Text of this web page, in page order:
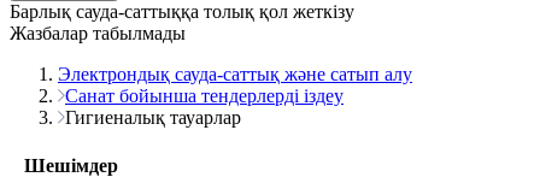
Барлық сауда-саттыққа толық қол жеткізу
Жазбалар табылмады
Электрондық сауда-саттық және сатып алу
Санат бойынша тендерлерді іздеу
Гигиеналық тауарлар
Шешімдер